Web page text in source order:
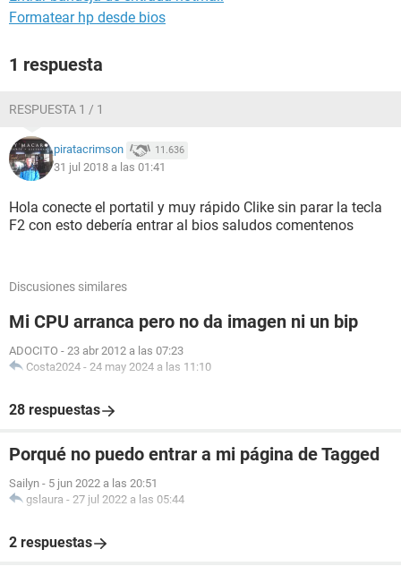
Formatear hp desde bios
1 respuesta
RESPUESTA 1 / 1
piratacrimson 11.636
31 jul 2018 a las 01:41
Hola conecte el portatil y muy rápido Clike sin parar la tecla
F2 con esto debería entrar al bios saludos comentenos
Discusiones similares
Mi CPU arranca pero no da imagen ni un bip
ADOCITO - 23 abr 2012 a las 07:23
Costa2024 - 24 may 2024 a las 11:10
28 respuestas
Porqué no puedo entrar a mi página de Tagged
Sailyn - 5 jun 2022 a las 20:51
gslaura - 27 jul 2022 a las 05:44
2 respuestas